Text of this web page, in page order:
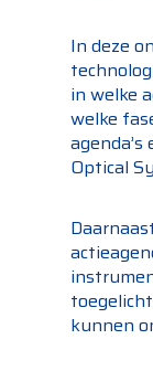
In deze
in welke
welke
Optical
kunnen